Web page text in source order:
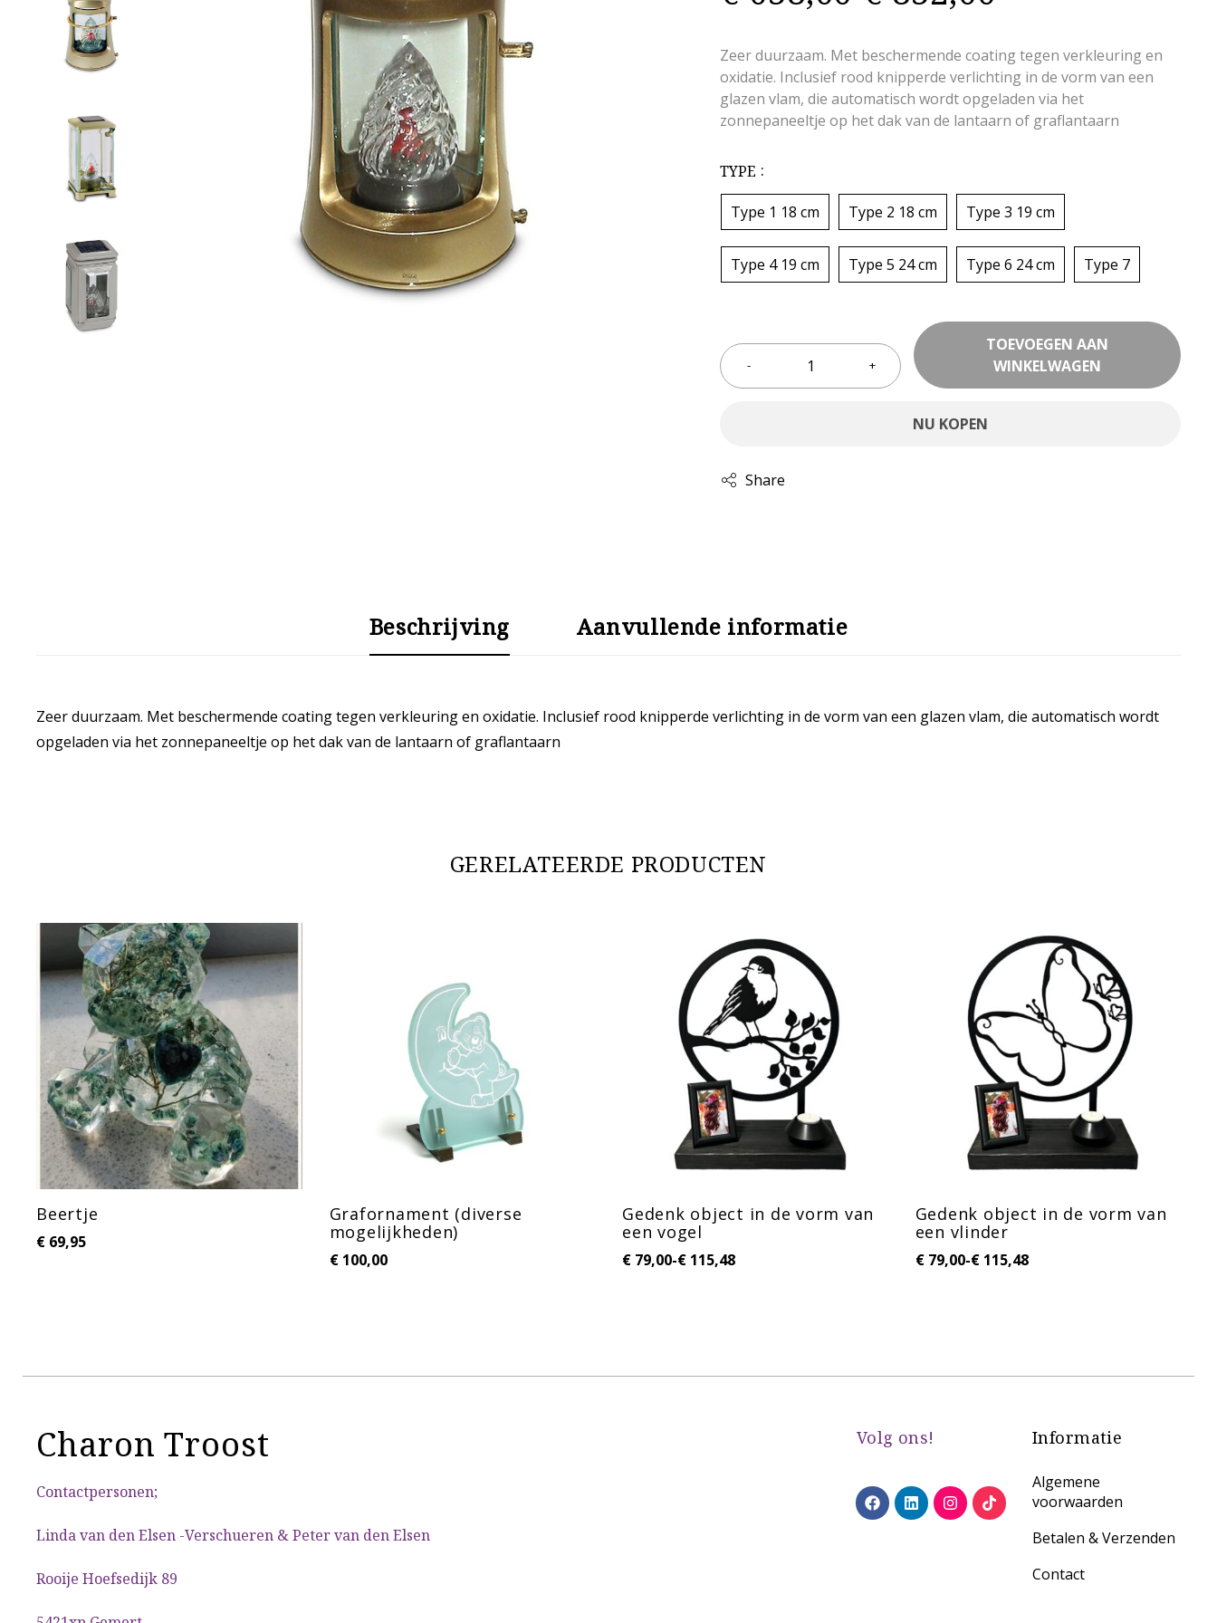
Zeer duurzaam. Met beschermende coating tegen verkleuring en
oxidatie. Inclusief rood knipperde verlichting in de vorm van een
glazen vlam, die automatisch wordt opgeladen via het
zonnepaneeltje op het dak van de lantaarn of graflantaarn
TYPE
Type 1 18 cm Type 2 18 cm Type 3 19 cm
Type 4 19 cm Type 5 24 cm Type 6 24 cm Type 7
TOEVOEGEN AAN
WINKELWAGEN
NU KOPEN
Share
Beschrijving Aanvullende informatie
Zeer duurzaam. Met beschermende coating tegen verkleuring en oxidatie. Inclusief rood knipperde verlichting in de vorm van een glazen vlam, die automatisch wordt
opgeladen via het zonnepaneeltje op het dak van de lantaarn of graflantaarn
GERELATEERDE PRODUCTEN
Beertje
€ 69,95
Grafornament (diverse
mogelijkheden)
€100,00
Gedenk object in de vorm van
een vogel
€ 79,00-€ 115,48
Gedenk object in de vorm van
een vlinder
€79,00-€115,48
Charon Troost
Contactpersonen;
Linda van den Elsen -Verschueren & Peter van den Elsen
Rooije Hoefsedijk 89
Volg ons! Informatie
Algemene
voorwaarden
Betalen & Verzenden
Contact